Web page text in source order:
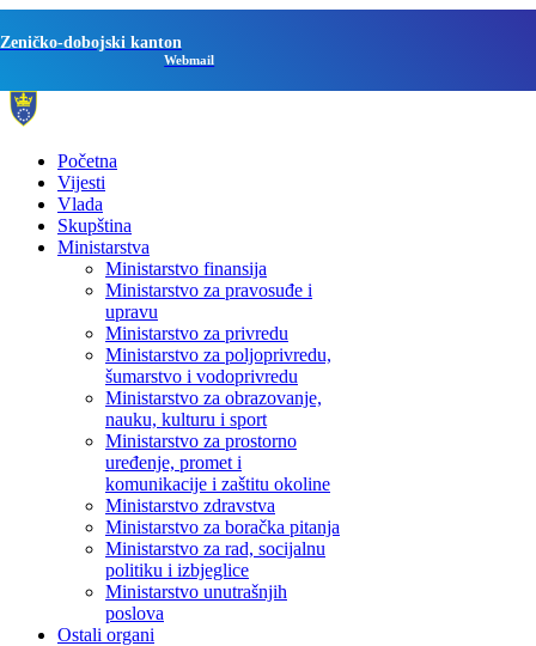
Zeničko-dobojski kanton
Webmail
Početna
Vijesti
Vlada
Skupština
Ministarstva
Ministarstvo finansija
Ministarstvo za pravosuđe i
upravu
Ministarstvo za privredu
Ministarstvo za poljoprivredu,
šumarstvo i vodoprivredu
Ministarstvo za obrazovanje,
nauku, kulturu i sport
Ministarstvo za prostorno
uređenje, promet i
komunikacije i zaštitu okoline
Ministarstvo zdravstva
Ministarstvo za boračka pitanja
Ministarstvo za rad, socijalnu
politiku i izbjeglice
Ministarstvo unutrašnjih
poslova
Ostali organi